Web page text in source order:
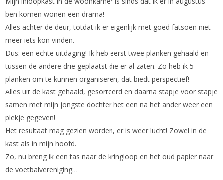
ben komen wonen een drama!
Alles achter de deur, totdat ik er eigenlijk met goed fatsoen niet
meer iets kon vinden.
Dus: een echte uitdaging! Ik heb eerst twee planken gehaald en
tussen de andere drie geplaatst die er al zaten. Zo heb ik 5
planken om te kunnen organiseren, dat biedt perspectief!
Alles uit de kast gehaald, gesorteerd en daarna stapje voor stapje
samen met mijn jongste dochter het een na het ander weer een
plekje gegeven!
Het resultaat mag gezien worden, er is weer lucht! Zowel in de
kast als in mijn hoofd.
Zo, nu breng ik een tas naar de kringloop en het oud papier naar
de voetbalvereniging…